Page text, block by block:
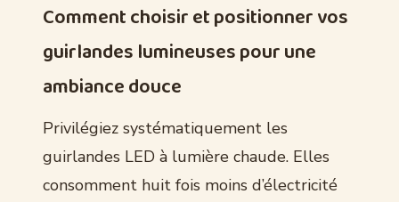
Comment choisir et positionner vos
guirlandes lumineuses pour une
ambiance douce
Privilégiez systématiquement les
guirlandes LED à lumière chaude. Elles
consomment huit fois moins d’électricité